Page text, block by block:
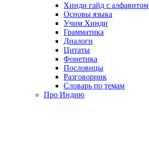
Хинди гайд с алфавитом
Основы языка
Учим Хинди
Грамматика
Диалоги
Цитаты
Фонетика
Пословицы
Разговорник
Словарь по темам
Про Индию